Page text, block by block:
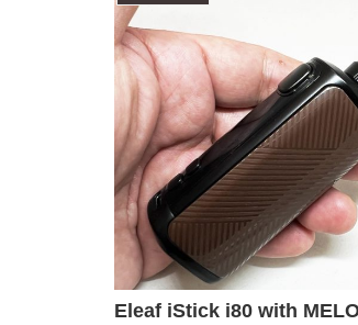
Eleaf iStick i80 with